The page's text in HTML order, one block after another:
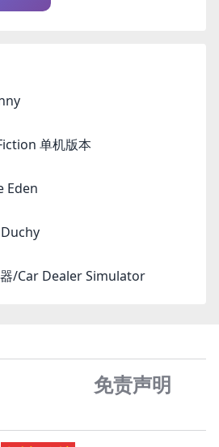
双影奇境/Split Fiction 单机版本
Eden
/Car Dealer Simulator
免责声明